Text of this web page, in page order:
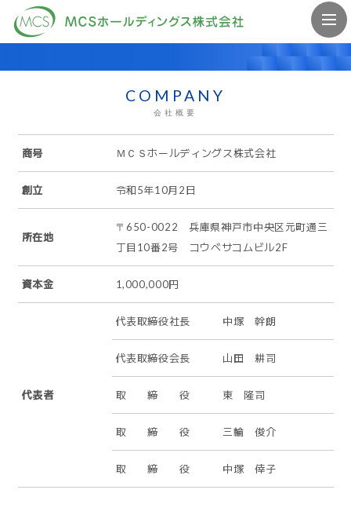
COMPANY
会社概要
商号 ＭＣＳホールディングス株式会社
創立 令和5年10月2日
所在地
〒650-0022 兵庫県神戸市中央区元町通三
丁目10番2号 コウベサコムビル2F
資本金 1,000,000円
代表者
代表取締役社長 中塚 幹朗
代表取締役会長 山田 耕司
取 締 役 東 隆司
取 締 役 三輪 俊介
取 締 役 中塚 倖子